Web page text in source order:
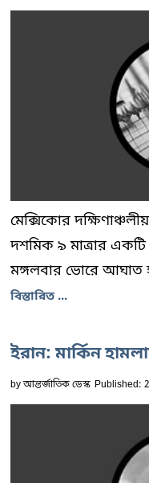
মেক্সিকোর
দশমিক ৯ মাত্রার
মঙ্গলবার ভোরে আঘাত
বিস্তারিত ...
ইরান: মার্কিন
byআন্তর্জাতিক ডেস্ক Published: